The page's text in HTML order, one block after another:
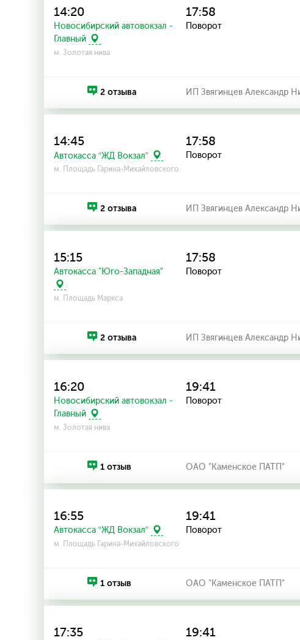
14:20
Новосибирский автовокзал -
Главный
м. Золотая нива
17:58
Поворот
2 отзыва ИП Звягинцев Александр
14:45
Автокасса “ЖД Вокзал”
м. Площадь Гарина-Михайловского
17:58
Поворот
2 отзыва ИП Звягинцев Александр
15:15
Автокасса "Юго-Западная"
м. Площадь Маркса
17:58
Поворот
2 отзыва ИП Звягинцев Александр
16:20
Новосибирский автовокзал -
Главный
м. Золотая нива
19:41
Поворот
1 отзыв ОАО "Каменское ПАТП"
16:55
Автокасса “ЖД Вокзал”
м. Площадь Гарина-Михайловского
19:41
Поворот
1 отзыв ОАО "Каменское ПАТП"
17:35 19:41